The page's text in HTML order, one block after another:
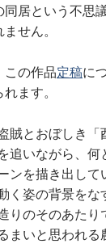
同居という不思
せん。
の作品定稿に
ます。
賊とおぼしき「
追いながら、何
ンを描き出して
く姿の背景を
りのそのあたり
まいと思われる